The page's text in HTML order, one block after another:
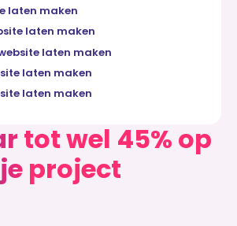
laten maken
laten maken
laten maken
laten maken
laten maken
tot wel 45% op
je project